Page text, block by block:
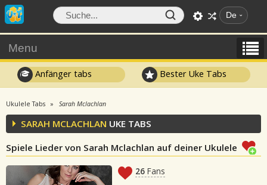
De
Menu
Anfänger tabs Bester Uke Tabs
Ukulele Tabs Sarah Mclachlan
SARAH MCLACHLAN UKE TABS
Spiele Lieder von Sarah Mclachlan auf deiner Ukulele
26 Fans